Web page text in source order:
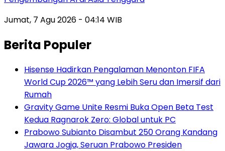
Jumat, 7 Agu 2026 - 04:14 WIB
Berita Populer
Hisense Hadirkan Pengalaman Menonton FIFA
World Cup 2026™ yang Lebih Seru dan Imersif dari
Rumah
Gravity Game Unite Resmi Buka Open Beta Test
Kedua Ragnarok Zero: Global untuk PC
Prabowo Subianto Disambut 250 Orang Kandang
Jawara Jogja, Seruan Prabowo Presiden